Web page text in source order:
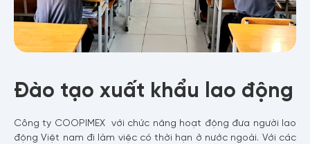
Đào tạo xuất khẩu lao động
Công ty COOPIMEX với chức năng hoạt động đưa người lao
động Việt nam đi làm việc có thời hạn ở nước ngoài. Với các